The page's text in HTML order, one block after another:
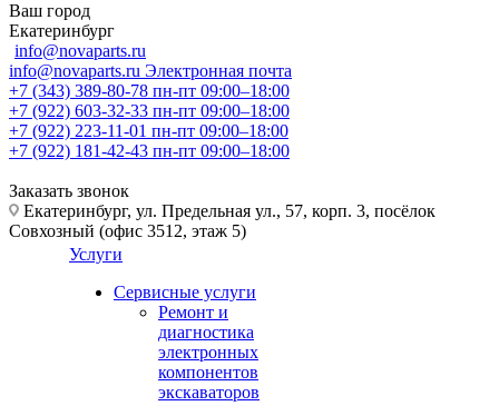
Ваш город
Екатеринбург
info@novaparts.ru
info@novaparts.ru Электронная почта
+7 (343) 389-80-78 пн-пт 09:00–18:00
+7 (922) 603-32-33 пн-пт 09:00–18:00
+7 (922) 223-11-01 пн-пт 09:00–18:00
+7 (922) 181-42-43 пн-пт 09:00–18:00
Заказать звонок
Екатеринбург, ул. Предельная ул., 57, корп. 3, посёлок
Совхозный (офис 3512, этаж 5)
Услуги
Сервисные услуги
Ремонт и
диагностика
электронных
компонентов
экскаваторов